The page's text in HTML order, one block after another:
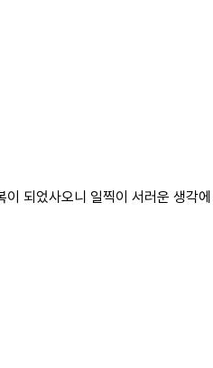
되었사오니 일찍이 서러운 생각